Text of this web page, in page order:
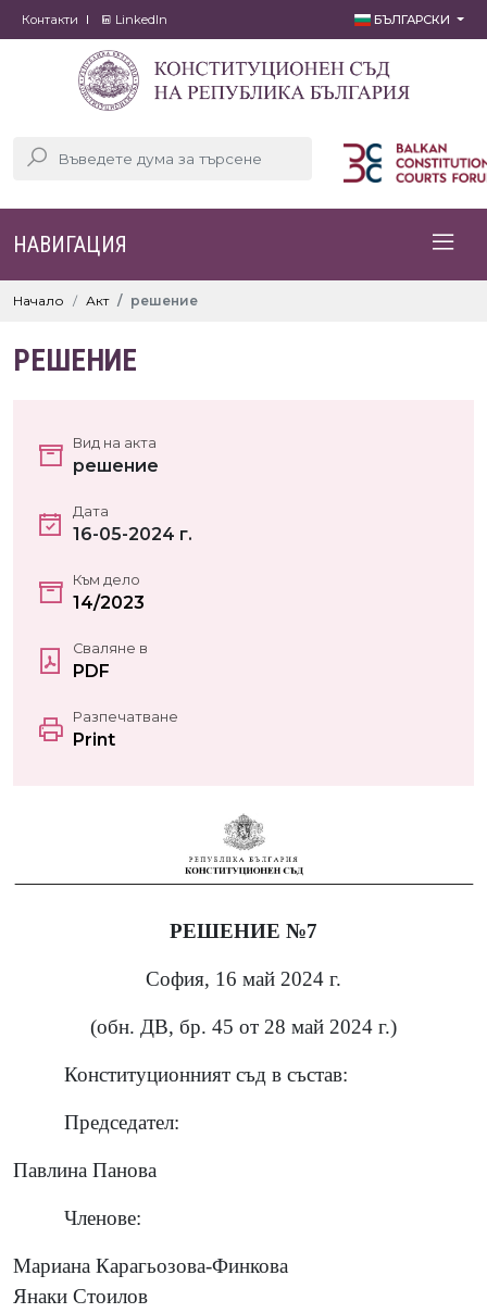
Контакти LinkedIn БЪЛГАРСКИ
НАВИГАЦИЯ
Начало Акт решение
РЕШЕНИЕ
Вид на акта
решение
Дата
16-05-2024 г.
Към дело
14/2023
Сваляне в
PDF
Разпечатване
Print
РЕШЕНИЕ №7
София, 16 май 2024 г.
(обн. ДВ, бр. 45 от 28 май 2024 г.)
Конституционният съд в състав:
Председател:
Павлина Панова
Членове:
Мариана Карагьозова-Финкова
Янаки Стоилов